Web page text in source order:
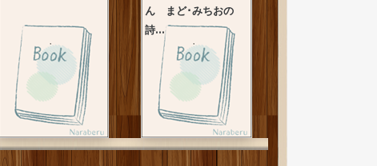
ん まど･みちおの
詩...